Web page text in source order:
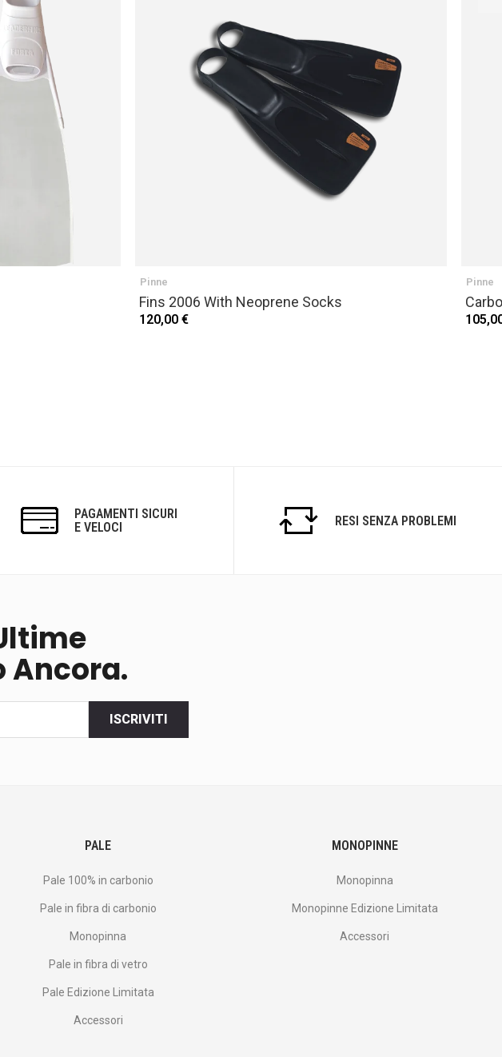
Pinne
Fins 2006 With Neoprene Socks
120,00 €
Pinne
PAGAMENTI SICURI
E VELOCI
RESI SENZA PROBLEMI
Ancora.
ISCRIVITI
PALE
Pale 100% in carbonio
Pale in fibra di carbonio
Monopinna
Pale in fibra di vetro
Pale Edizione Limitata
Accessori
MONOPINNE
Monopinna
Monopinne Edizione Limitata
Accessori